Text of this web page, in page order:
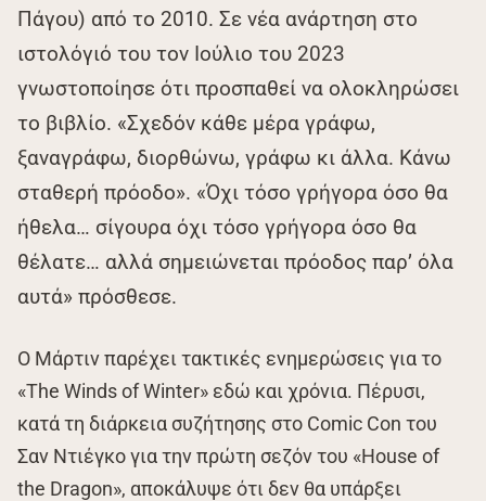
Πάγου) από το 2010. Σε νέα ανάρτηση στο
ιστολόγιό του τον Ιούλιο του 2023
γνωστοποίησε ότι προσπαθεί να ολοκληρώσει
το βιβλίο. «Σχεδόν κάθε μέρα γράφω,
ξαναγράφω, διορθώνω, γράφω κι άλλα. Κάνω
σταθερή πρόοδο». «Όχι τόσο γρήγορα όσο θα
ήθελα… σίγουρα όχι τόσο γρήγορα όσο θα
θέλατε… αλλά σημειώνεται πρόοδος παρ’ όλα
αυτά» πρόσθεσε.
Ο Μάρτιν παρέχει τακτικές ενημερώσεις για το
«The Winds of Winter» εδώ και χρόνια. Πέρυσι,
κατά τη διάρκεια συζήτησης στο Comic Con του
Σαν Ντιέγκο για την πρώτη σεζόν του «House of
the Dragon», αποκάλυψε ότι δεν θα υπάρξει